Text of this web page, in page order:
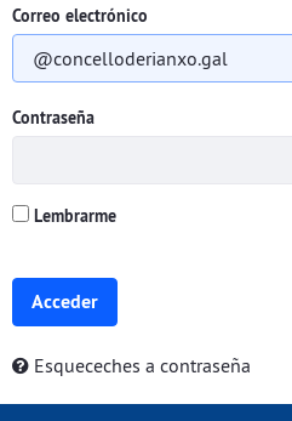
Correo electrónico
Contraseña
Lembrarme
Acceder
Esqueceches a contraseña